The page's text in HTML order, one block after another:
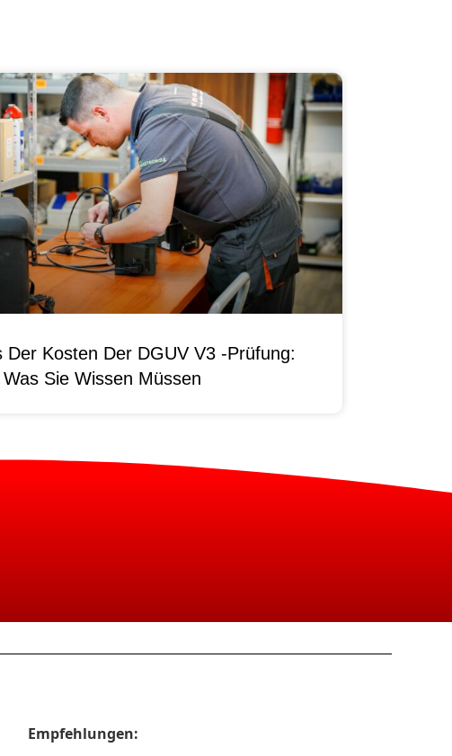
Der Kosten Der DGUV V3 -Prüfung:
Was Sie Wissen Müssen
Empfehlungen: